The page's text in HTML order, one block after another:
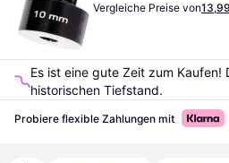
Vergleiche Preise von
Es ist eine gute Zeit zum Kaufen!
historischen Tiefstand.
Probiere flexible Zahlungen mit